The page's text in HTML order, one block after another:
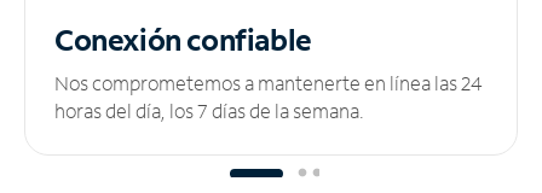
Conexión confiable
Nos comprometemos a mantenerte en línea las 24
horas del día, los 7 días de la semana.